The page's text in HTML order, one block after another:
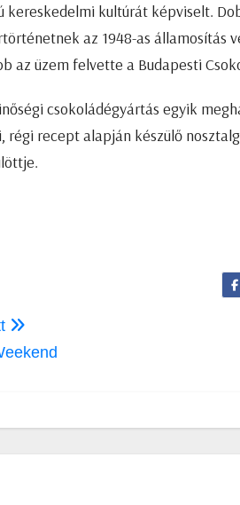
kereskedelmi kultúrát képviselt.
az 1948-as államosítás
az üzem felvette a Budapesti
csokoládégyártás egyik
recept alapján készülő